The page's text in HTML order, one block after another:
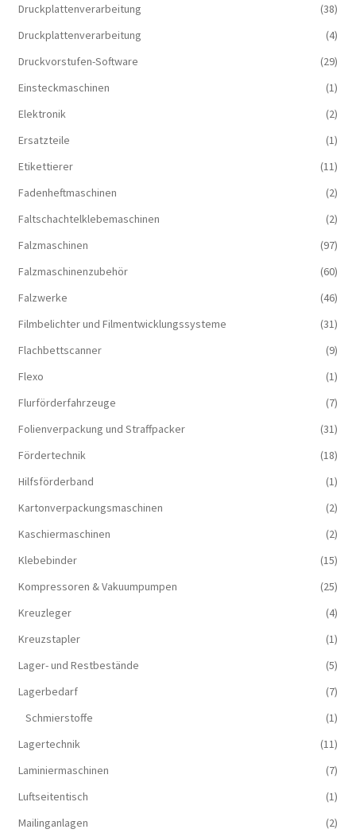
Druckplattenverarbeitung
(38)
Druckplattenverarbeitung
(4)
Druckvorstufen-Software
(29)
Einsteckmaschinen
(1)
Elektronik
(2)
Ersatzteile
(1)
Etikettierer
(11)
Fadenheftmaschinen
(2)
Faltschachtelklebemaschinen
(2)
Falzmaschinen
(97)
Falzmaschinenzubehör
(60)
Falzwerke
(46)
Filmbelichter und Filmentwicklungssysteme
(31)
Flachbettscanner
(9)
Flexo
(1)
Flurförderfahrzeuge
(7)
Folienverpackung und Straffpacker
(31)
Fördertechnik
(18)
Hilfsförderband
(1)
Kartonverpackungsmaschinen
(2)
Kaschiermaschinen
(2)
Klebebinder
(15)
Kompressoren & Vakuum­pumpen
(25)
Kreuzleger
(4)
Kreuzstapler
(1)
Lager- und Restbestände
(5)
Lagerbedarf
(7)
Schmierstoffe
(1)
Lagertechnik
(11)
Laminiermaschinen
(7)
Luftseitentisch
(1)
Mailinganlagen
(2)